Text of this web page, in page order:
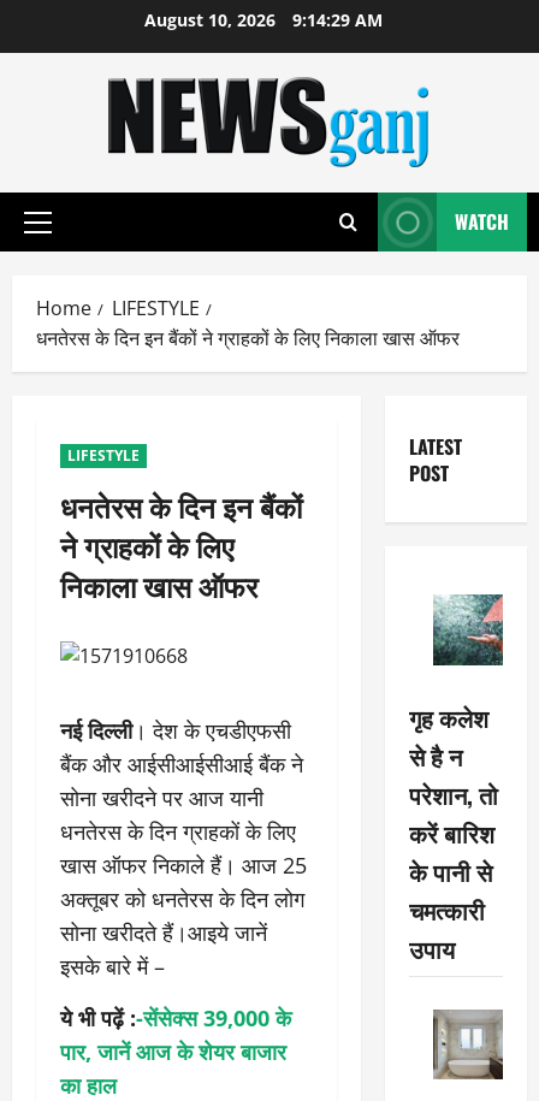
August 10, 2026 9:14:29 AM
Primary
WATCH
Home
LIFESTYLE
धनतेरस के दिन इन बैंकों ने ग्राहकों के लिए निकाला खास ऑफर
LIFESTYLE
धनतेरस के दिन इन बैंकों
ने ग्राहकों के लिए
निकाला खास ऑफर
नई दिल्ली। देश के एचडीएफसी
बैंक और आईसीआईसीआई बैंक ने
सोना खरीदने पर आज यानी
धनतेरस के दिन ग्राहकों के लिए
खास ऑफर निकाले हैं। आज 25
अक्तूबर को धनतेरस के दिन लोग
सोना खरीदते हैं।आइये जानें
इसके बारे में –
ये भी पढ़ें :-सेंसेक्स 39,000 के
पार, जानें आज के शेयर बाजार
का हाल
LATEST
POST
गृह कलेश
से है न
परेशान, तो
करें बारिश
के पानी से
चमत्कारी
उपाय